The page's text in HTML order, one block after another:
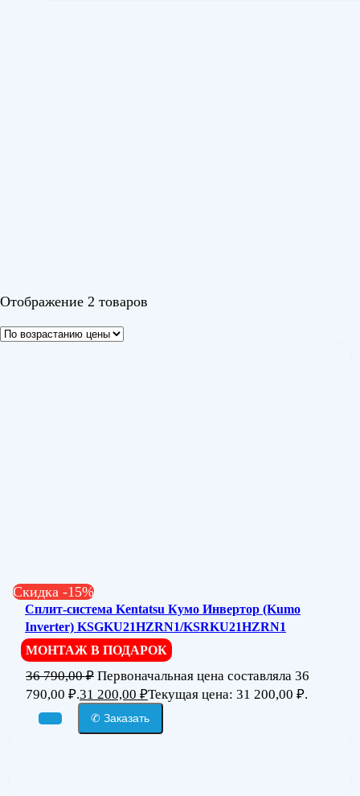
Отображение 2 товаров
Скидка -15%
Сплит-система Kentatsu Кумо Инвертор (Kumo
Inverter) KSGKU21HZRN1/KSRKU21HZRN1
МОНТАЖ В ПОДАРОК
36 790,00₽ Первоначальная цена составляла 36
790,00 ₽.31 200,00 ₽Текущая цена: 31 200,00 ₽.
✆ Заказать